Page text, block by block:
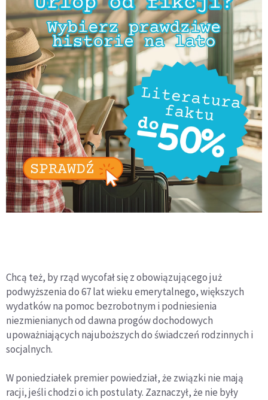
Chcą też, by rząd wycofał się z obowiązującego już
podwyższenia do 67 lat wieku emerytalnego, większych
wydatków na pomoc bezrobotnym i podniesienia
niezmienianych od dawna progów dochodowych
upoważniających najuboższych do świadczeń rodzinnych i
socjalnych.
W poniedziałek premier powiedział, że związki nie mają
racji, jeśli chodzi o ich postulaty. Zaznaczył, że nie były